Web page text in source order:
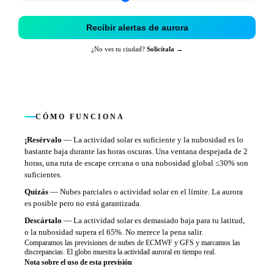
Recibir alertas de aurora
¿No ves tu ciudad? Solicítala →
CÓMO FUNCIONA
¡Resérvalo — La actividad solar es suficiente y la nubosidad es lo
bastante baja durante las horas oscuras. Una ventana despejada de 2
horas, una ruta de escape cercana o una nubosidad global ≤30% son
suficientes.
Quizás — Nubes parciales o actividad solar en el límite. La aurora
es posible pero no está garantizada.
Descártalo — La actividad solar es demasiado baja para tu latitud,
o la nubosidad supera el 65%. No merece la pena salir.
Comparamos las previsiones de nubes de ECMWF y GFS y marcamos las
discrepancias. El globo muestra la actividad auroral en tiempo real.
Nota sobre el uso de esta previsión